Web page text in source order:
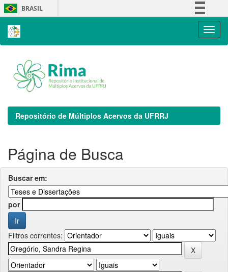
Skip
navigation
BRASIL
Repositório de Múltiplos Acervos da UFRRJ
Página de Busca
Buscar em:
por
Filtros correntes: